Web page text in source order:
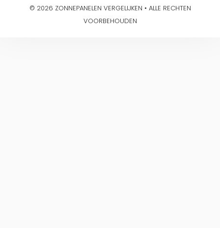
© 2026 ZONNEPANELEN VERGELIJKEN • ALLE RECHTEN
VOORBEHOUDEN